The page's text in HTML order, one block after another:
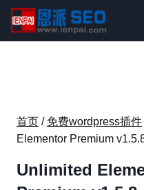
内
首页 / 免费wordpress插件
Elementor Premium
Unlimited